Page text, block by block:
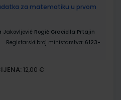
zadatka za matematiku u prvom
Jakovljević Rogić Graciella Prtajin
Registarski broj ministarstva: 6123-
12,00 €